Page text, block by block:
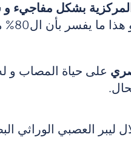
بشكل مفاجيء
ليبر العصبي الوراثي البصري يصابون
على حياة المصاب و
العصبي الوراثي